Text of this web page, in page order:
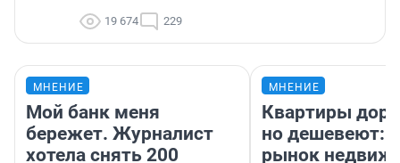
19 674 229
МНЕНИЕ
Мой банк меня
бережет. Журналист
хотела снять 200
МНЕНИЕ
Квартиры
но дешевеют:
рынок